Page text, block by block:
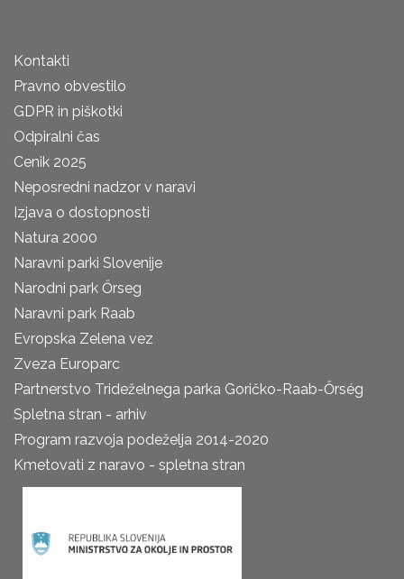
Kontakti
Pravno obvestilo
GDPR in piškotki
Odpiralni čas
Cenik 2025
Neposredni nadzor v naravi
Izjava o dostopnosti
Natura 2000
Naravni parki Slovenije
Narodni park Őrseg
Naravni park Raab
Evropska Zelena vez
Zveza Europarc
Partnerstvo Trideželnega parka Goričko-Raab-Őrség
Spletna stran - arhiv
Program razvoja podeželja 2014-2020
Kmetovati z naravo - spletna stran